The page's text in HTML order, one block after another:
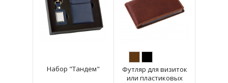
Набор "Тандем"
Футляр для визиток
или пластиковых